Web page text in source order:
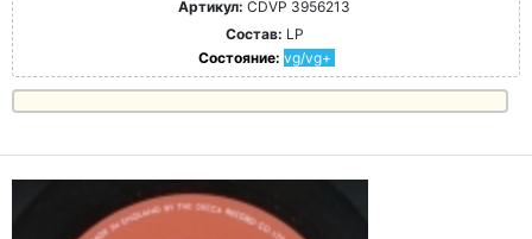
Артикул: CDVP 3956213
Состав: LP
Состояние: vg/vg+